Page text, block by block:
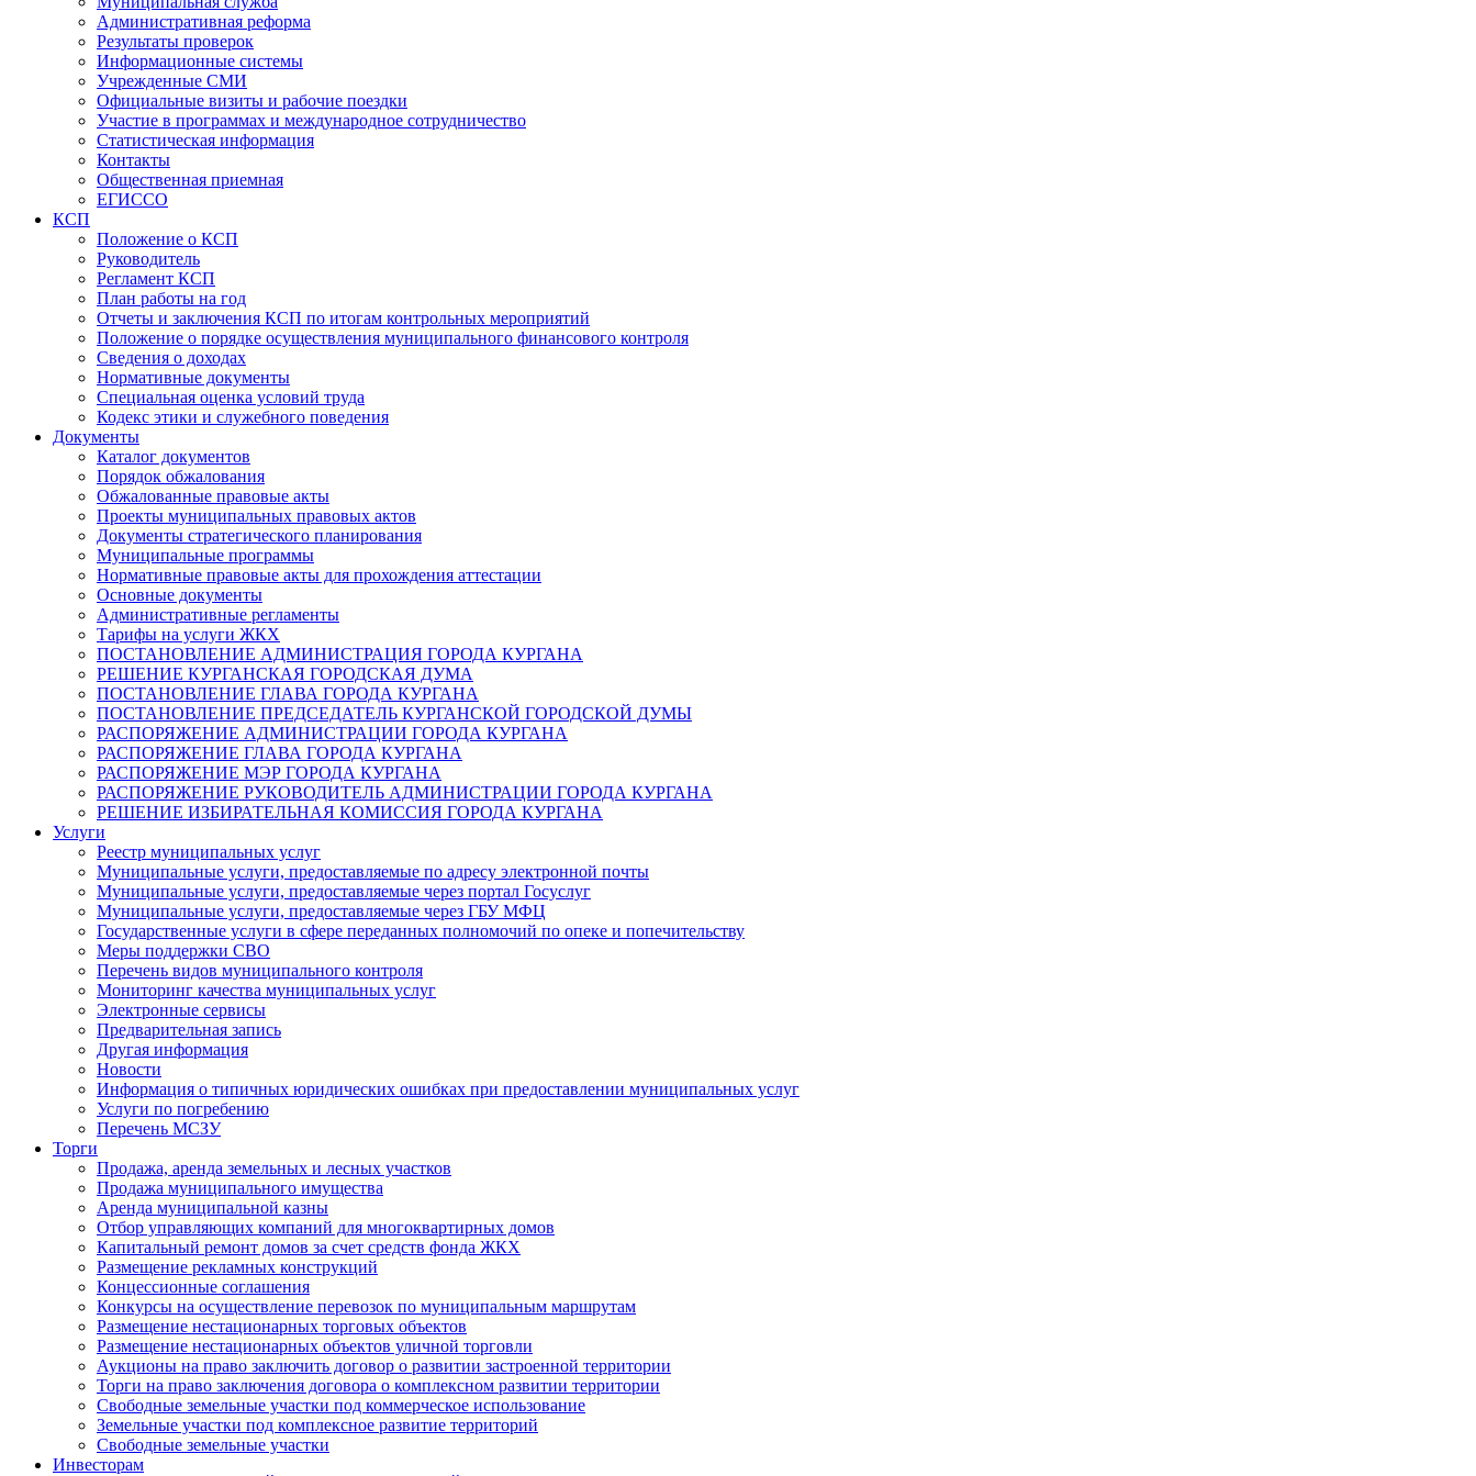
Административная реформа
Результаты проверок
Информационные системы
Учрежденные СМИ
Официальные визиты и рабочие поездки
Участие в программах и международное сотрудничество
Статистическая информация
Контакты
Общественная приемная
ЕГИССО
КСП
Положение о КСП
Руководитель
Регламент КСП
План работы на год
Отчеты и заключения КСП по итогам контрольных мероприятий
Положение о порядке осуществления муниципального финансового контроля
Сведения о доходах
Нормативные документы
Специальная оценка условий труда
Кодекс этики и служебного поведения
Документы
Каталог документов
Порядок обжалования
Обжалованные правовые акты
Проекты муниципальных правовых актов
Документы стратегического планирования
Муниципальные программы
Нормативные правовые акты для прохождения аттестации
Основные документы
Административные регламенты
Тарифы на услуги ЖКХ
ПОСТАНОВЛЕНИЕ АДМИНИСТРАЦИЯ ГОРОДА КУРГАНА
РЕШЕНИЕ КУРГАНСКАЯ ГОРОДСКАЯ ДУМА
ПОСТАНОВЛЕНИЕ ГЛАВА ГОРОДА КУРГАНА
ПОСТАНОВЛЕНИЕ ПРЕДСЕДАТЕЛЬ КУРГАНСКОЙ ГОРОДСКОЙ ДУМЫ
РАСПОРЯЖЕНИЕ АДМИНИСТРАЦИИ ГОРОДА КУРГАНА
РАСПОРЯЖЕНИЕ ГЛАВА ГОРОДА КУРГАНА
РАСПОРЯЖЕНИЕ МЭР ГОРОДА КУРГАНА
РАСПОРЯЖЕНИЕ РУКОВОДИТЕЛЬ АДМИНИСТРАЦИИ ГОРОДА КУРГАНА
РЕШЕНИЕ ИЗБИРАТЕЛЬНАЯ КОМИССИЯ ГОРОДА КУРГАНА
Услуги
Реестр муниципальных услуг
Муниципальные услуги, предоставляемые по адресу электронной почты
Муниципальные услуги, предоставляемые через портал Госуслуг
Муниципальные услуги, предоставляемые через ГБУ МФЦ
Государственные услуги в сфере переданных полномочий по опеке и попечительству
Меры поддержки СВО
Перечень видов муниципального контроля
Мониторинг качества муниципальных услуг
Электронные сервисы
Предварительная запись
Другая информация
Новости
Информация о типичных юридических ошибках при предоставлении муниципальных услуг
Услуги по погребению
Перечень МСЗУ
Торги
Продажа, аренда земельных и лесных участков
Продажа муниципального имущества
Аренда муниципальной казны
Отбор управляющих компаний для многоквартирных домов
Капитальный ремонт домов за счет средств фонда ЖКХ
Размещение рекламных конструкций
Концессионные соглашения
Конкурсы на осуществление перевозок по муниципальным маршрутам
Размещение нестационарных торговых объектов
Размещение нестационарных объектов уличной торговли
Аукционы на право заключить договор о развитии застроенной территории
Торги на право заключения договора о комплексном развитии территории
Свободные земельные участки под коммерческое использование
Земельные участки под комплексное развитие территорий
Свободные земельные участки
Инвесторам